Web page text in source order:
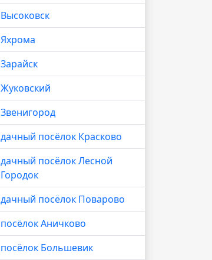
Высоковск
Яхрома
Зарайск
Жуковский
Звенигород
дачный посёлок Красково
дачный посёлок Лесной
Городок
дачный посёлок Поварово
посёлок Аничково
посёлок Большевик